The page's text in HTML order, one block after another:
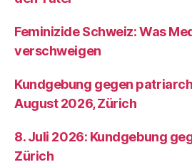
Feminizide Schweiz: Was
verschweigen
Kundgebung gegen
August 2026, Zürich
8. Juli 2026: Kundgebung
Zürich